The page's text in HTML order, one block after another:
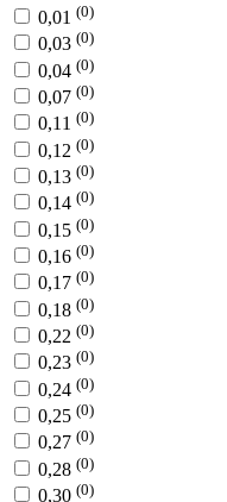
0,01 (0)
0,03 (0)
0,04 (0)
0,07 (0)
0,11 (0)
0,12 (0)
0,13 (0)
0,14 (0)
0,15 (0)
0,16 (0)
0,17 (0)
0,18 (0)
0,22 (0)
0,23 (0)
0,24 (0)
0,25 (0)
0,27 (0)
0,28 (0)
0,30 (0)